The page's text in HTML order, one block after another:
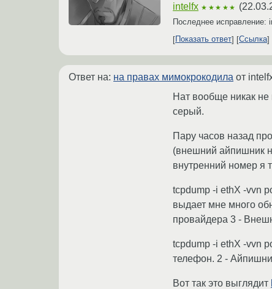
intelfx ★★★★★ (
Последнее исправление:
Показать ответ
Ссылка
Ответ на: на правах мимокрокодила от
Нат вообще никак
серый.
Пару часов назад
(внешний айпишник
внутренний номер я
tcpdump -i ethX -vvn
выдает мне много
провайдера 3 -
tcpdump -i ethX -vvn
телефон. 2 -
Вот так это выглядит